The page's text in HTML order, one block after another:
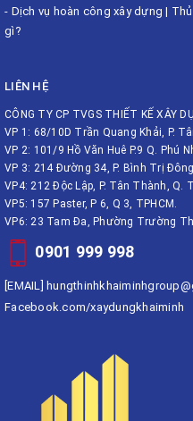
- Dịch vụ hoàn công xây dựng |
gì?
LIÊN HỆ
CÔNG TY CP TVGS THIẾT KẾ XÂY
VP 1: 68/10D Trần Quang Khải, P.
VP 2: 101/9 Hồ Văn Huê P.9 Q. Phú
VP 3: 214 Đường 34, P. Bình Trị
VP4: 212 Độc Lập, P. Tân Thành, Q.
VP5: 157 Paster, P 6, Q 3, TPHCM.
VP6: 23 Tam Đa, Phường Trường
0901 999 998
[EMAIL]
Facebook.com/xaydungkhaiminh